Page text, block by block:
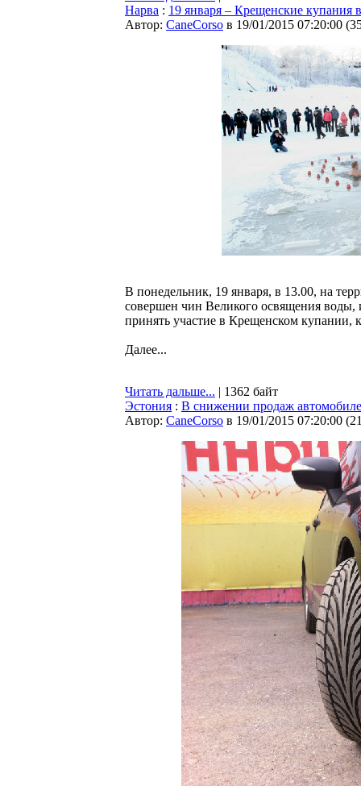
Нарва : 19 января – Крещенские купания
Автор: CaneCorso в 19/01/2015 07:20:00 (
В понедельник, 19 января, в 13.00, на
совершен чин Великого освящения
принять участие в Крещенском купании,
Далее...
Читать дальше... | 1362 байт
Эстония : В снижении продаж
Автор: CaneCorso в 19/01/2015 07:20:00 (